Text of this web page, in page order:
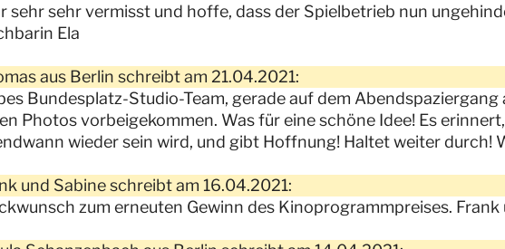
sehr sehr vermisst und hoffe, dass der Spielbetrieb nun
Ela
aus Berlin schreibt am 21.04.2021:
Bundesplatz-Studio-Team, gerade auf dem
Photos vorbeigekommen. Was für eine schöne Idee! Es
wieder sein wird, und gibt Hoffnung! Haltet weiter durch!
und Sabine schreibt am 16.04.2021:
zum erneuten Gewinn des Kinoprogrammpreises. Frank